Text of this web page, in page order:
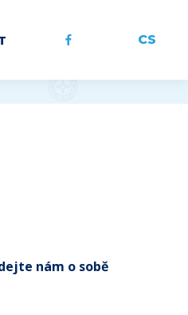
CS
nám o sobě